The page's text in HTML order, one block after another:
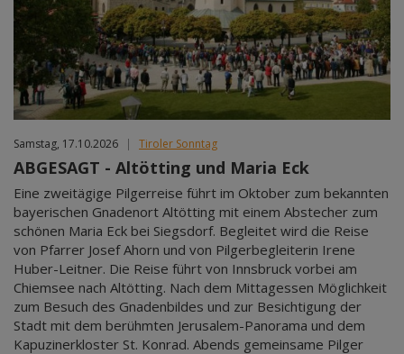
Samstag, 17.10.2026 | Tiroler Sonntag
ABGESAGT - Altötting und Maria Eck
Eine zweitägige Pilgerreise führt im Oktober zum bekannten
bayerischen Gnadenort Altötting mit einem Abstecher zum
schönen Maria Eck bei Siegsdorf. Begleitet wird die Reise
von Pfarrer Josef Ahorn und von Pilgerbegleiterin Irene
Huber-Leitner. Die Reise führt von Innsbruck vorbei am
Chiemsee nach Altötting. Nach dem Mittagessen Möglichkeit
zum Besuch des Gnadenbildes und zur Besichtigung der
Stadt mit dem berühmten Jerusalem-Panorama und dem
Kapuzinerkloster St. Konrad. Abends gemeinsame Pilger